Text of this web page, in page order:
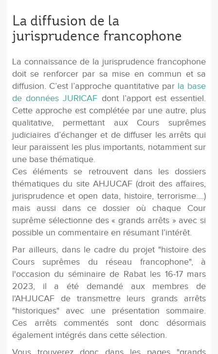
La diffusion de la
jurisprudence francophone
La connaissance de la jurisprudence francophone
doit se renforcer par sa mise en commun et sa
diffusion. C’est l’approche quantitative par la base
de données JURICAF dont l’apport est essentiel.
Cette approche est complétée par une autre, plus
qualitative, permettant aux Cours suprêmes
judiciaires d’échanger et de diffuser les arrêts qui
leur paraissent les plus importants, notamment sur
une base thématique.
Ces éléments se retrouvent dans les dossiers
thématiques du site AHJUCAF (droit des affaires,
jurisprudence et open data, histoire, terrorisme….)
mais aussi dans ce dossier où chaque Cour
suprême sélectionne des « grands arrêts » avec si
possible un commentaire en résumant l’intérêt.
Par ailleurs, dans le cadre du projet "histoire des
Cours suprêmes du réseau francophone", à
l'occasion du séminaire de Rabat les 16-17 mars
2023, il a été demandé aux membres de
l'AHJUCAF de transmettre leurs grands arrêts
"historiques" avec une présentation sommaire.
Ces arrêts commentés sont donc désormais
également intégrés dans cette sélection.